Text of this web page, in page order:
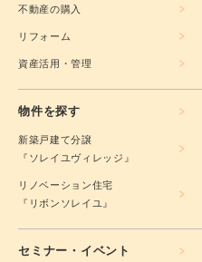
不動産の購入
リフォーム
資産活用・管理
物件を探す
新築戸建て分譲
『ソレイユヴィレッジ』
リノベーション住宅
『リボンソレイユ』
セミナー・イベント